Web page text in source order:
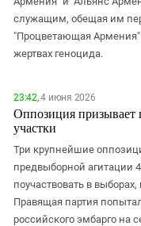
Ингушетия
Кабардино-Балкария
Карачаево-Черкесия
Краснодарский край
Нагорный Карабах
Российская Федерация
Ростовская область
служащим, обещая им
"Процветающая Армения"
жертвах геноцида.
23:42,4 июня 2026
Оппозиция призывает
участки
Три крупнейшие
предвыборной агитации
поучаствовать в
Правящая партия
российского эмбарго на